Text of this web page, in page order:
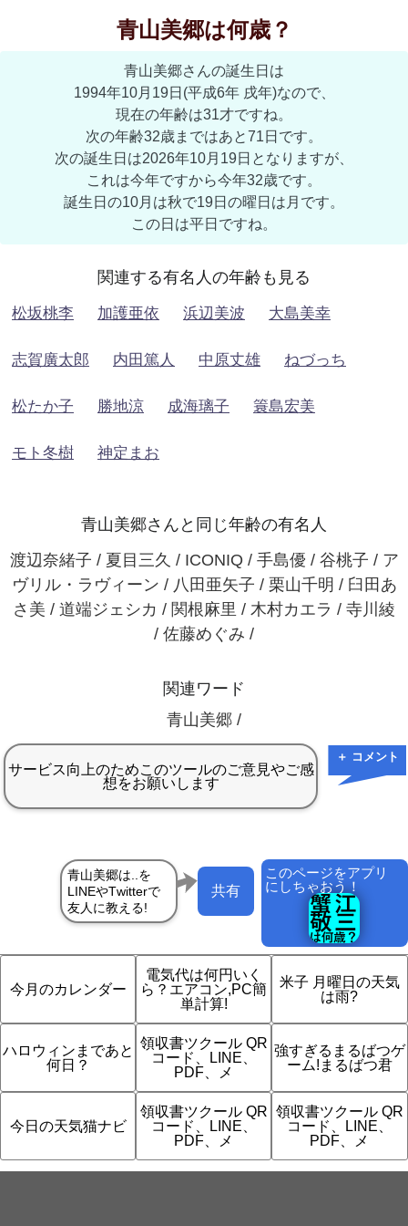
青山美郷は何歳？
青山美郷さんの誕生日は
1994年10月19日(平成6年 戌年)なので、
現在の年齢は31才ですね。
次の年齢32歳まではあと71日です。
次の誕生日は2026年10月19日となりますが、
これは今年ですから今年32歳です。
誕生日の10月は秋で19日の曜日は月です。
この日は平日ですね。
関連する有名人の年齢も見る
松坂桃李 加護亜依 浜辺美波 大島美幸
志賀廣太郎 内田篤人 中原丈雄 ねづっち
松たか子 勝地涼 成海璃子 簑島宏美
モト冬樹 神定まお
青山美郷さんと同じ年齢の有名人
渡辺奈緒子 / 夏目三久 / ICONIQ / 手島優 / 谷桃子 / ア
ヴリル・ラヴィーン / 八田亜矢子 / 栗山千明 / 臼田あ
さ美 / 道端ジェシカ / 関根麻里 / 木村カエラ / 寺川綾
/ 佐藤めぐみ /
関連ワード
青山美郷 /
＋ コメント
このページをアプリ
にしちゃおう！
共有
今月のカレンダー
電気代は何円いく
ら？エアコン,PC簡
単計算!
米子 月曜日の天気
は雨?
ハロウィンまであと
何日？
領収書ツクール QR
コード、LINE、
PDF、メ
強すぎるまるばつゲ
ーム!まるばつ君
今日の天気猫ナビ
領収書ツクール QR
コード、LINE、
PDF、メ
領収書ツクール QR
コード、LINE、
PDF、メ